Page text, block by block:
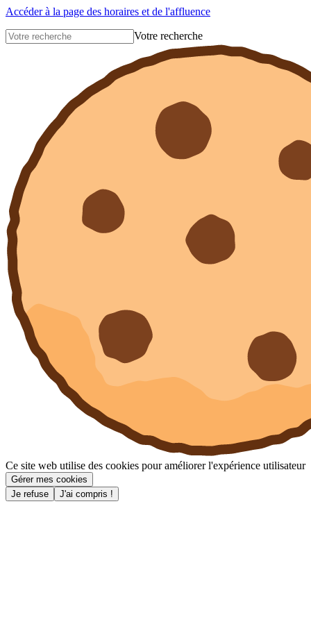
Accéder à la page des horaires et de l'affluence
Votre recherche
Ce site web utilise des cookies pour améliorer l'expérience utilisateur
Gérer mes cookies
Je refuse
J'ai compris !